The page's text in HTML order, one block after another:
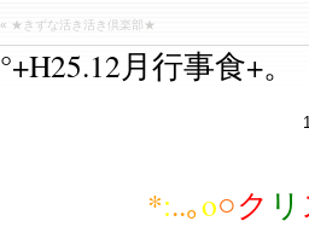
« ★きずな活き活き倶楽部★
°+H25.12月行事食+。
*:..｡o○ク リ